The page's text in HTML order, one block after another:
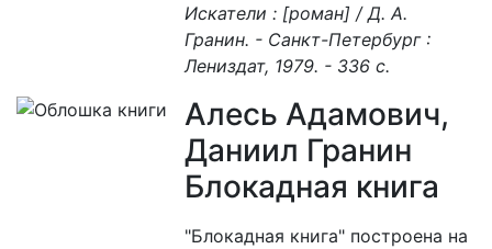
Искатели : [роман] / Д. А.
Гранин. - Санкт-Петербург :
Лениздат, 1979. - 336 с.
Алесь Адамович,
Даниил Гранин
Блокадная книга
"Блокадная книга" построена на